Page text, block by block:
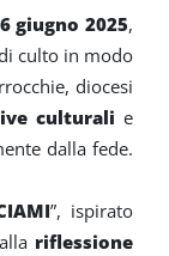
6 giugno 2025,
culto in modo
diocesi
culturali e
dalla fede.
”, ispirato
riflessione